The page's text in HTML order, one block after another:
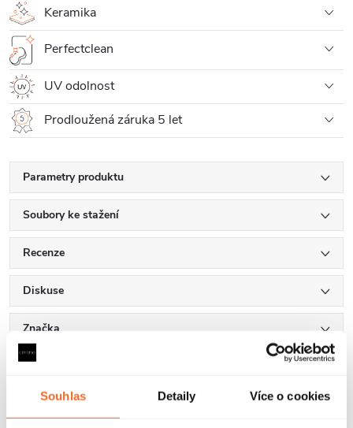
Souhlas Detaily Více o cookies
Keramika
Perfectclean
UV odolnost
Prodloužená záruka 5 let
Parametry produktu
Soubory ke stažení
Recenze
Diskuse
Značka
Další inspirace